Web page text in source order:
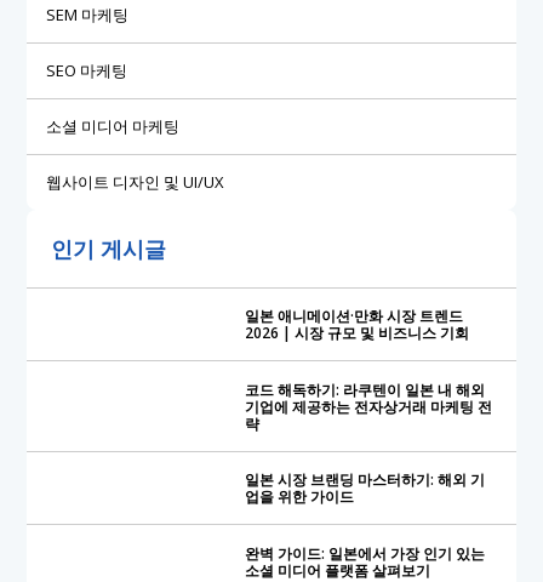
SEM 마케팅
SEO 마케팅
소셜 미디어 마케팅
웹사이트 디자인 및 UI/UX
인기 게시글
일본 애니메이션·만화 시장 트렌드
2026 | 시장 규모 및 비즈니스 기회
코드 해독하기: 라쿠텐이 일본 내 해외
기업에 제공하는 전자상거래 마케팅 전
략
일본 시장 브랜딩 마스터하기: 해외 기
업을 위한 가이드
완벽 가이드: 일본에서 가장 인기 있는
소셜 미디어 플랫폼 살펴보기